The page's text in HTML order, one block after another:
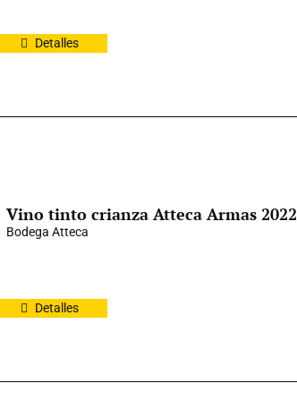
Detalles
Vino tinto crianza Atteca Armas 2022
Bodega Atteca
Detalles